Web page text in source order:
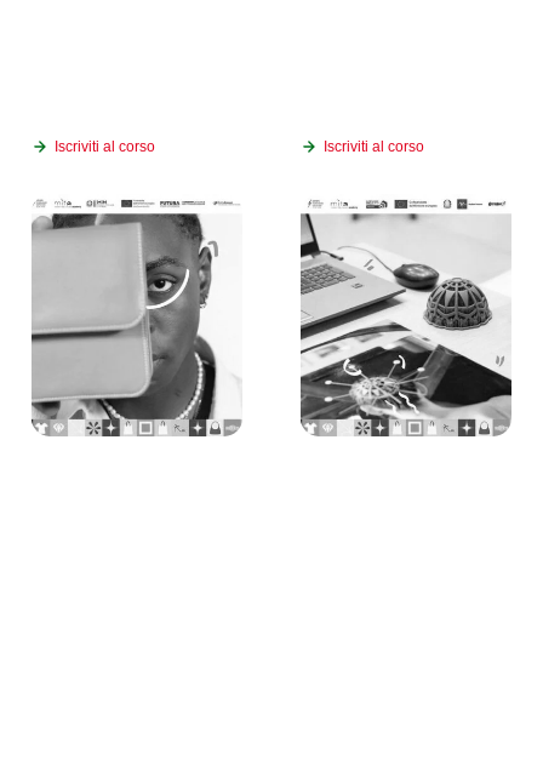
Iscriviti al corso Iscriviti al corso